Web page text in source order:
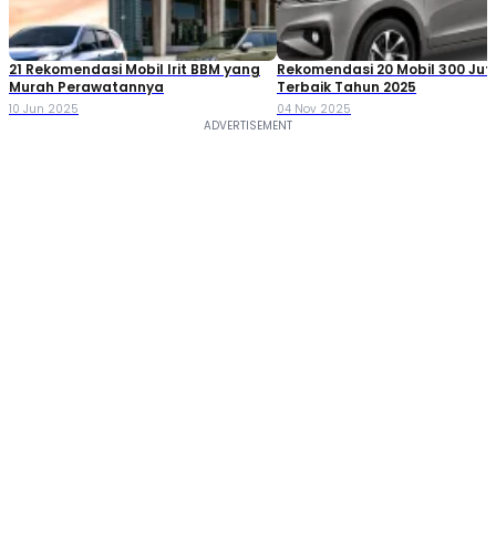
21 Rekomendasi Mobil Irit BBM yang
Murah Perawatannya
10 Jun 2025
Rekomendasi 20 Mobil 300
Terbaik Tahun 2025
04 Nov 2025